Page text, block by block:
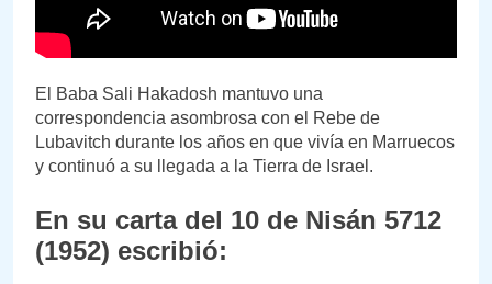
El Baba Sali Hakadosh mantuvo una
correspondencia asombrosa con el Rebe de
Lubavitch durante los años en que vivía en Marruecos
y continuó a su llegada a la Tierra de Israel.
En su carta del 10 de Nisán 5712
(1952) escribió: